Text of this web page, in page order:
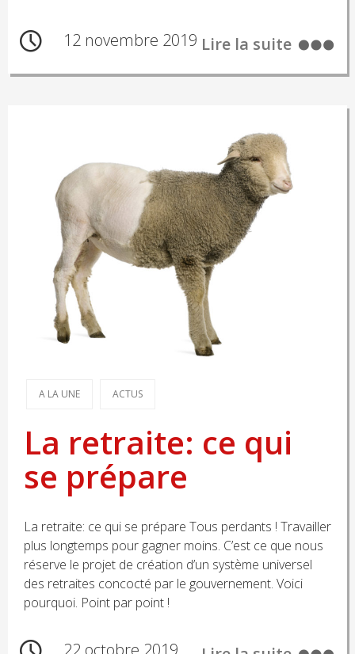
12 novembre 2019 Lire la suite
navigation
A LA UNE ACTUS
La retraite: ce qui
se prépare
La retraite: ce qui se prépare Tous perdants ! Travailler
plus longtemps pour gagner moins. C’est ce que nous
réserve le projet de création d’un système universel
des retraites concocté par le gouvernement. Voici
pourquoi. Point par point !